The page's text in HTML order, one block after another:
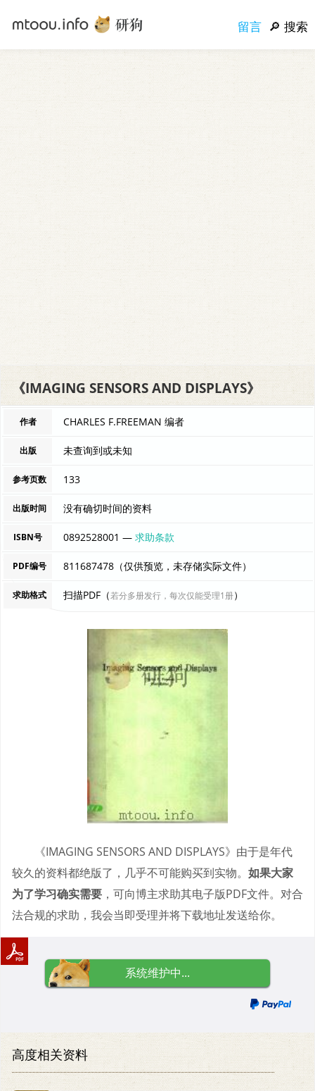
留言 搜索
《IMAGING SENSORS AND DISPLAYS》
作者 CHARLES F.FREEMAN 编者
出版 未查询到或未知
参考页数 133
出版时间 没有确切时间的资料
ISBN号 0892528001 —求助条款
PDF编号 811687478（仅供预览，未存储实际文件）
求助格式 扫描PDF（若分多册发行，每次仅能受理1册）
《IMAGING SENSORS AND DISPLAYS》由于是年代
较久的资料都绝版了，几乎不可能购买到实物。 如果大家
为了学习确实需要 ，可向博主求助其电子版PDF文件。对合
法合规的求助，我会当即受理并将下载地址发送给你。
系统维护中...
高度相关资料